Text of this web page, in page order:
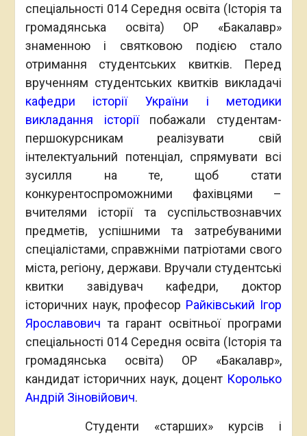
спеціальності 014 Середня освіта (Історія та
громадянська освіта) ОР «Бакалавр»
знаменною і святковою подією стало
отримання студентських квитків. Перед
врученням студентських квитків викладачі
кафедри історії України і методики
викладання історіїпобажали студентам-
першокурсникам реалізувати свій
інтелектуальний потенціал, спрямувати всі
зусилля на те, щоб стати
конкурентоспроможними фахівцями –
вчителями історії та суспільствознавчих
предметів, успішними та затребуваними
спеціалістами, справжніми патріотами свого
міста, регіону, держави. Вручали студентські
квитки завідувач кафедри, доктор
історичних наук, професор Райківський Ігор
Ярославович та гарант освітньої програми
спеціальності 014 Середня освіта (Історія та
громадянська освіта) ОР «Бакалавр»,
кандидат історичних наук, доцент Королько
Андрій Зіновійович.
Студенти «старших» курсів і